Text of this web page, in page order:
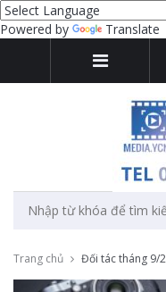
Powered by Translate
Trang chủ Đối tác tháng 9/